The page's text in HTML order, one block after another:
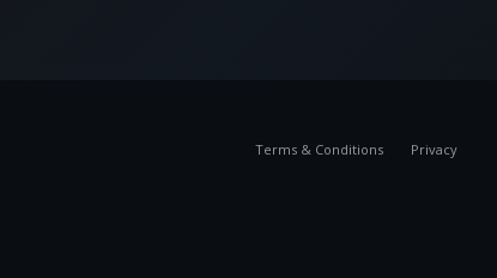
Terms & Conditions Privacy